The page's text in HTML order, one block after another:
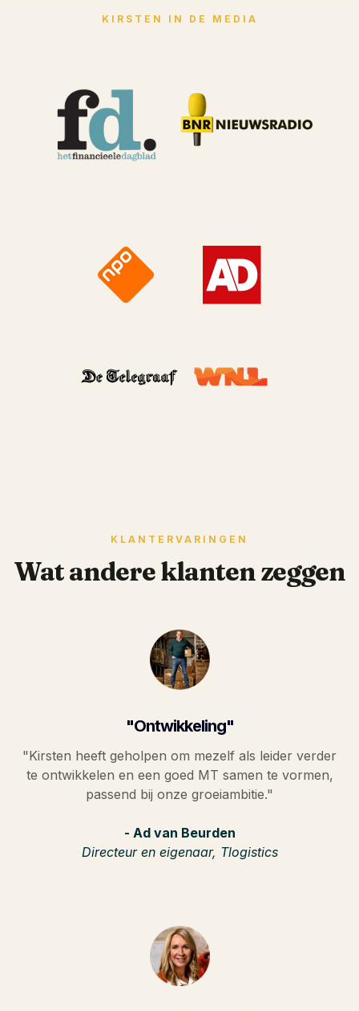
KIRSTEN IN DE MEDIA
KLANTERVARINGEN
Wat andere klanten zeggen
"Ontwikkeling"
"Kirsten heeft geholpen om mezelf als leider verder
te ontwikkelen en een goed MT samen te vormen,
passend bij onze groeiambitie."
- Ad van Beurden
Directeur en eigenaar, Tlogistics